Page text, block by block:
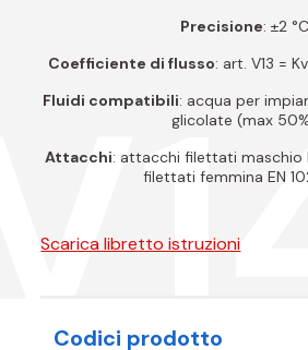
Precisione: ±2 °C
Coefficiente di flusso: art. V13 =
Fluidi compatibili: acqua per
glicolate (max
Attacchi: attacchi filettati maschio
filettati femmina EN
Scarica libretto istruzioni
Codici prodotto